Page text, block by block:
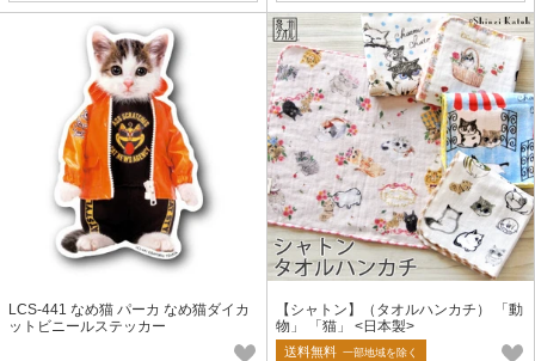
LCS-441 なめ猫 パーカ なめ猫ダイカ
ットビニールステッカー
【シャトン】（タオルハンカチ） 「動
物」 「猫」 <日本製>
送料無料 一部地域を除く